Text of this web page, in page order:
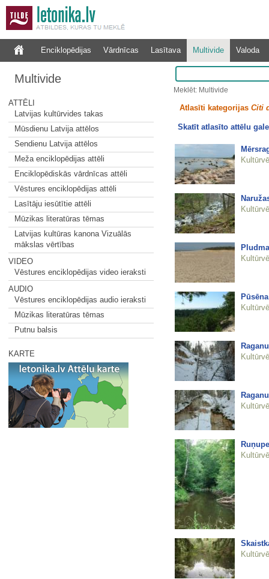
Enciklopēdijas Vārdnīcas Lasītava Multivide Valoda
Multivide
ATTĒLI
Latvijas kultūrvides takas
Mūsdienu Latvija attēlos
Sendienu Latvija attēlos
Meža enciklopēdijas attēli
Enciklopēdiskās vārdnīcas attēli
Vēstures enciklopēdijas attēli
Lasītāju iesūtītie attēli
Mūzikas literatūras tēmas
Latvijas kultūras kanona Vizuālās
mākslas vērtības
VIDEO
Vēstures enciklopēdijas video ieraksti
AUDIO
Vēstures enciklopēdijas audio ieraksti
Mūzikas literatūras tēmas
Putnu balsis
KARTE
Meklēt: Multivide
Atlasīti kategorijas Citi
Skatīt atlasīto attēlu